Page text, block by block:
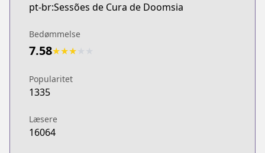
pt-br:Sessões de Cura de Doomsia
Bedømmelse
7.58★★★
Popularitet
1335
Læsere
16064